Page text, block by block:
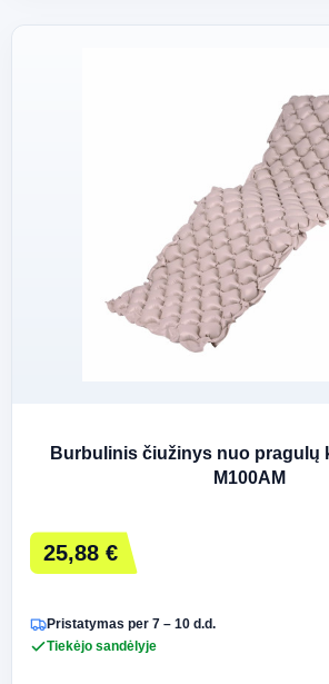
Burbulinis čiužinys nuo pragulų
M100AM
25,88 €
Pristatymas per 7 – 10 d.d.
Tiekėjo sandėlyje